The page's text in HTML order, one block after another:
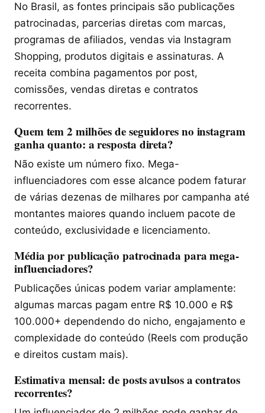
No Brasil, as fontes principais são publicações
patrocinadas, parcerias diretas com marcas,
programas de afiliados, vendas via Instagram
Shopping, produtos digitais e assinaturas. A
receita combina pagamentos por post,
comissões, vendas diretas e contratos
recorrentes.
Quem tem 2 milhões de seguidores no instagram
ganha quanto: a resposta direta?
Não existe um número fixo. Mega-
influenciadores com esse alcance podem faturar
de várias dezenas de milhares por campanha até
montantes maiores quando incluem pacote de
conteúdo, exclusividade e licenciamento.
Média por publicação patrocinada para mega-
influenciadores?
Publicações únicas podem variar amplamente:
algumas marcas pagam entre R$ 10.000 e R$
100.000+ dependendo do nicho, engajamento e
complexidade do conteúdo (Reels com produção
e direitos custam mais).
Estimativa mensal: de posts avulsos a contratos
recorrentes?